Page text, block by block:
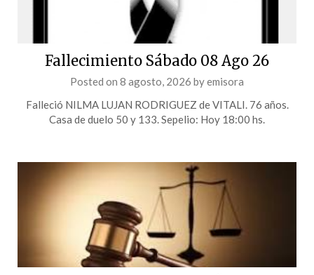
Fallecimiento Sábado 08 Ago 26
Posted on 8 agosto, 2026 byemisora
Falleció NILMA LUJAN RODRIGUEZ de VITALI. 76 años.
Casa de duelo 50 y 133. Sepelio: Hoy 18:00 hs.